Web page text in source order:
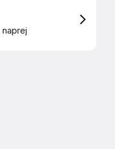
naprej